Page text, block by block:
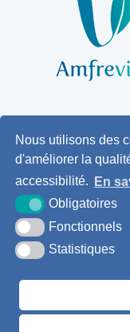
Nous utilisons des
d'améliorer la
accessibilité.
En
Obligatoires
Fonctionnels
Statistiques
site